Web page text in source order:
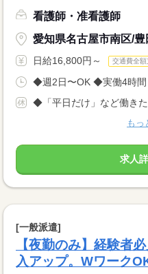
看護師・准看護師
愛知県名古屋市南区/豊
日給16,800円～ 交通費全額
◆週2日〜OK ◆実働4時
◆「平日だけ」など働き
もっ
求人
[一般派遣]
【夜勤のみ】経験者
入アップ。Wワーク